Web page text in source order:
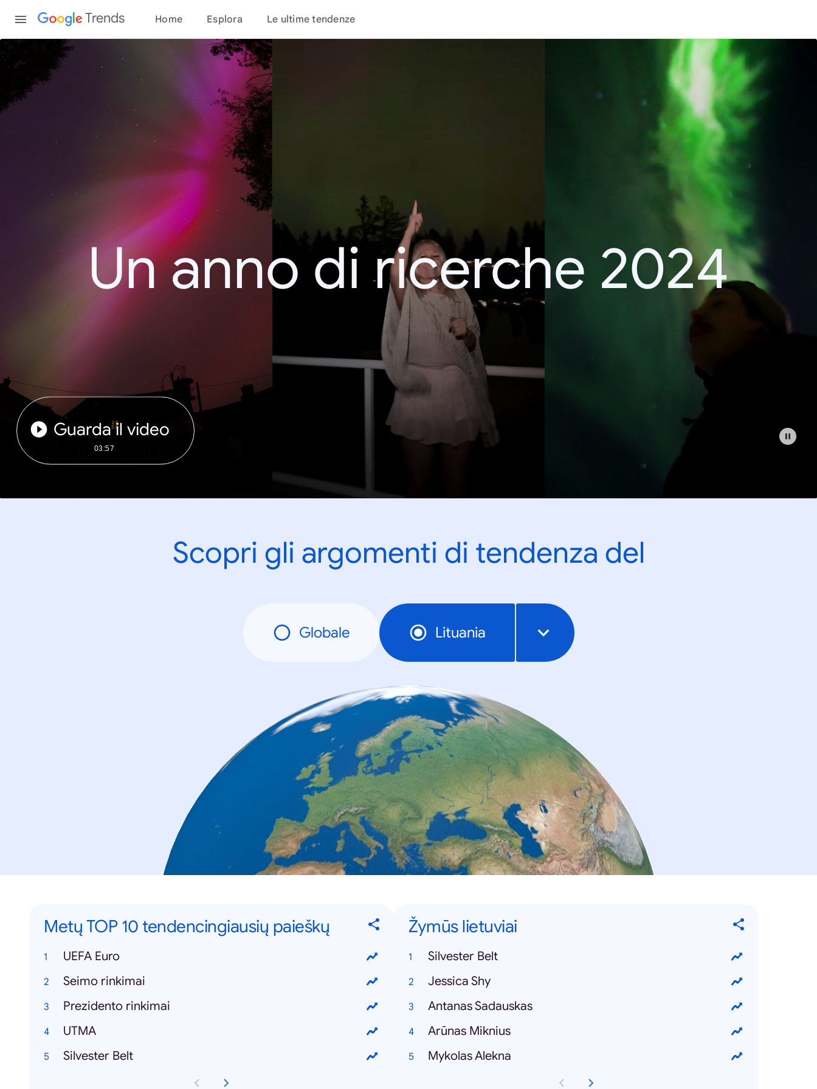
Trends Home Esplora Le ultime tendenze
Un anno di ricerche 2024
Guarda il video
03:57
Scopri gli argomenti di tendenza del
Globale Lituania
Metų TOP 10 tendencingiausių paieškų
UEFA Euro
Seimo rinkimai
Prezidento rinkimai
UTMA
Silvester Belt
Žymūs lietuviai
Silvester Belt
Jessica Shy
Antanas Sadauskas
Arūnas Miknius
Mykolas Alekna